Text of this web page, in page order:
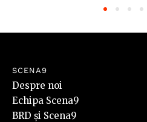
SCENA9
Despre noi
Echipa Scena9
BRD și Scena9